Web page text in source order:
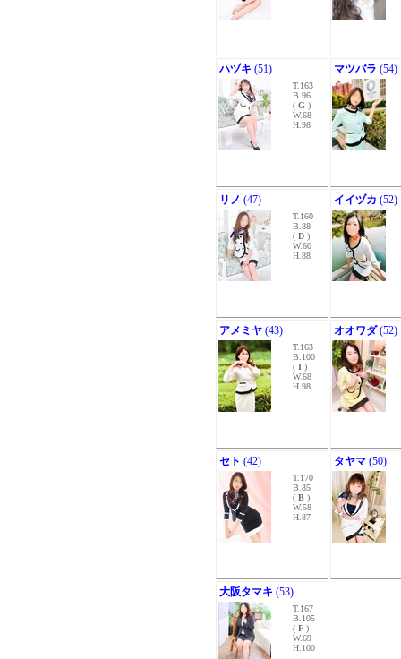
ハヅキ (51)
T.163
B.96
( G )
W.68
H.98
マツバラ (54)
リノ (47)
T.160
B.88
( D )
W.60
H.88
イイヅカ (52)
アメミヤ (43)
T.163
B.100
( I )
W.68
H.98
オオワダ(52)
セト (42)
T.170
B.85
( B )
W.58
H.87
タヤマ (50)
大阪タマキ (53)
T.167
B.105
( F )
W.69
H.100